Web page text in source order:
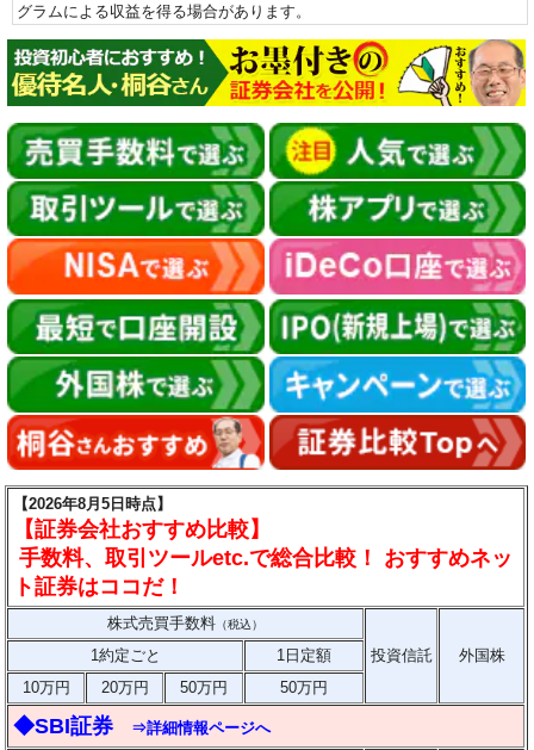
グラムによる収益を得る場合があります。
【2026年8月5日時点】
【証券会社おすすめ比較】
手数料、取引ツールetc.で総合比較！ おすすめネッ
ト証券はココだ！
株式売買手数料 （税込）
投資信託 外国株
1約定ごと
1日定額
10万円
20万円 50万円 50万円
◆SBI証券 ⇒詳細情報ページへ